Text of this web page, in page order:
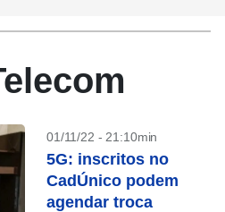
01/11/22 - 21:10min
5G: inscritos no
CadÚnico podem
agendar troca